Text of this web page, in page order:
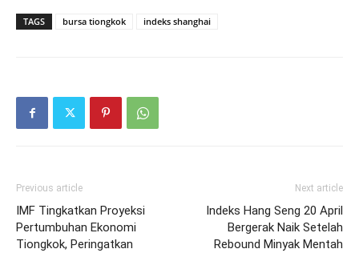
TAGS bursa tiongkok indeks shanghai
Previous article
IMF Tingkatkan Proyeksi
Pertumbuhan Ekonomi
Tiongkok, Peringatkan
Next article
Indeks Hang Seng 20 April
Bergerak Naik Setelah
Rebound Minyak Mentah